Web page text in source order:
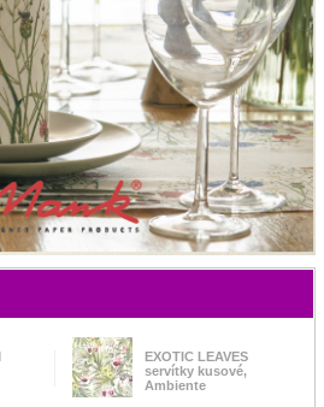
EXOTIC LEAVES
servítky kusové,
Ambiente